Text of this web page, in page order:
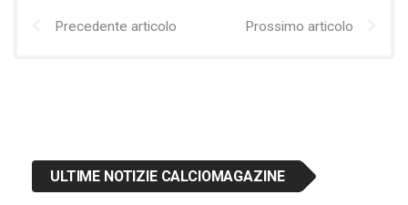
Precedente articolo Prossimo articolo
ULTIME NOTIZIE CALCIOMAGAZINE